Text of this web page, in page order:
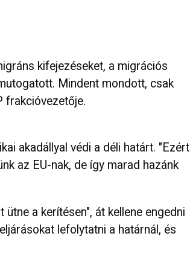
kifejezéseket, a migrációs
Mindent mondott, csak
frakcióvezetője.
akadállyal védi a déli határt. "Ezért
az EU-nak, de így marad hazánk
a kerítésen", át kellene engedni
lefolytatni a határnál, és